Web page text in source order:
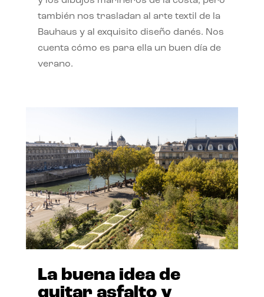
también nos trasladan al arte textil de la
Bauhaus y al exquisito diseño danés. Nos
cuenta cómo es para ella un buen día de
verano.
La buena idea de
quitar asfalto y